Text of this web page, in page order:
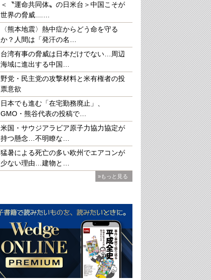
＜〝運命共同体〟の日米台＞中国こそが
世界の脅威....…
〈熊本地震〉熱中症からどう命を守る
か？人間は「発汗の名…
台湾有事の脅威は日本だけでない…周辺
海域に進出する中国…
野党・民主党の攻撃材料と米有権者の投
票意欲
日本でも進む「在宅勤務廃止」、
GMO・熊谷代表の投稿で…
米国・サウジアラビア原子力協力協定が
持つ懸念…不明瞭な…
猛暑による死亡の多い欧州でエアコンが
少ない理由…建物と…
»もっと見る